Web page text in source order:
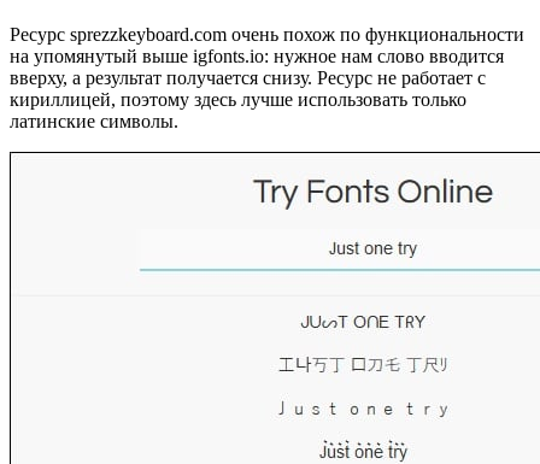
Ресурс sprezzkeyboard.com очень похож по функциональности
на упомянутый выше igfonts.io: нужное нам слово вводится
вверху, а результат получается снизу. Ресурс не работает с
кириллицей, поэтому здесь лучше использовать только
латинские символы.